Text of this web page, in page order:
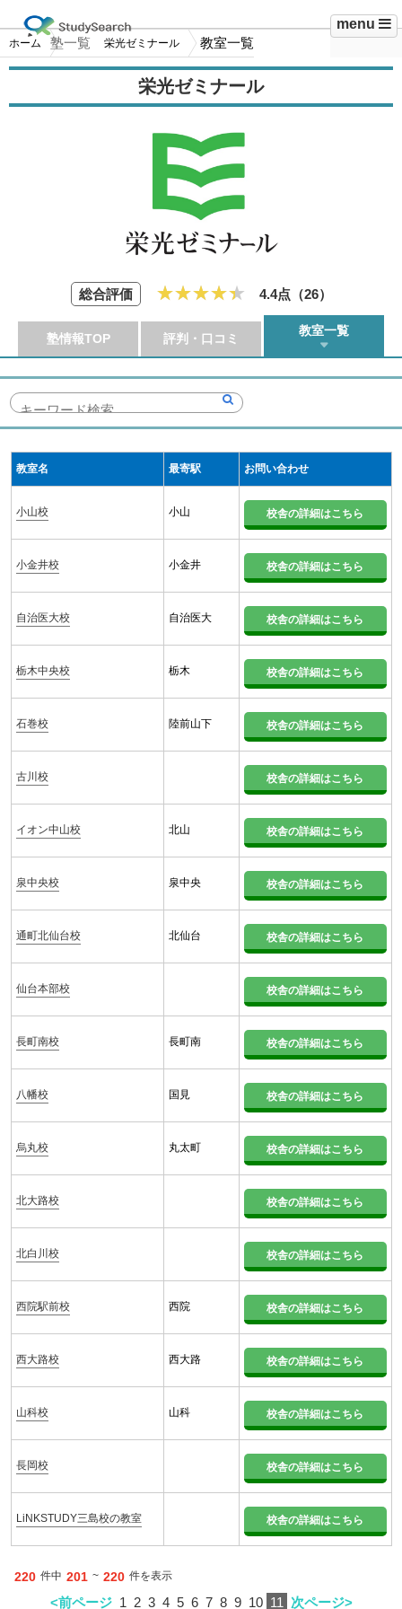
menu
ホーム 塾一覧 栄光ゼミナール 教室一覧
栄光ゼミナール
総合評価 4.4点（26）
塾情報TOP 評判・口コミ
教室一覧
教室名 最寄駅 お問い合わせ
小山校 小山 校舎の詳細はこちら
小金井校 小金井 校舎の詳細はこちら
自治医大校 自治医大 校舎の詳細はこちら
栃木中央校 栃木 校舎の詳細はこちら
石巻校 陸前山下 校舎の詳細はこちら
古川校 校舎の詳細はこちら
イオン中山校 北山 校舎の詳細はこちら
泉中央校 泉中央 校舎の詳細はこちら
通町北仙台校 北仙台 校舎の詳細はこちら
仙台本部校 校舎の詳細はこちら
長町南校 長町南 校舎の詳細はこちら
八幡校 国見 校舎の詳細はこちら
烏丸校 丸太町 校舎の詳細はこちら
北大路校 校舎の詳細はこちら
北白川校 校舎の詳細はこちら
西院駅前校 西院 校舎の詳細はこちら
西大路校 西大路 校舎の詳細はこちら
山科校 山科 校舎の詳細はこちら
長岡校 校舎の詳細はこちら
LiNKSTUDY三島校の教室 校舎の詳細はこちら
220 件中 201 ~ 220 件を表示
<前ページ 1 2 3 4 5 6 7 8 9 10 11 次ページ>